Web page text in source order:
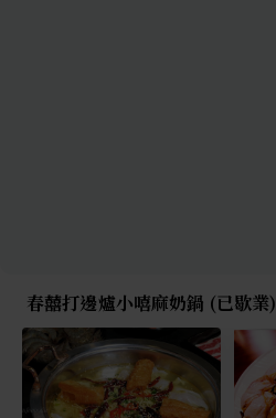
春囍打邊爐小嘻麻奶鍋 (已歇業